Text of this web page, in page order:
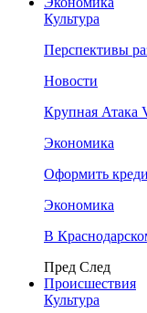
Культура
Перспективы
Новости
Крупная Атака
Экономика
Оформить
Экономика
В
Пред След
Происшествия
Культура